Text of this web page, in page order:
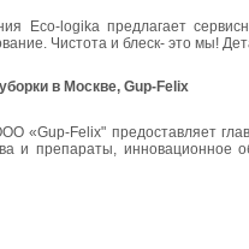
Eco-logika предлагает
Чистота и блеск- это мы!
в Москве, Gup-Felix
«Gup-Felix" предоставляет
и препараты, инновационное